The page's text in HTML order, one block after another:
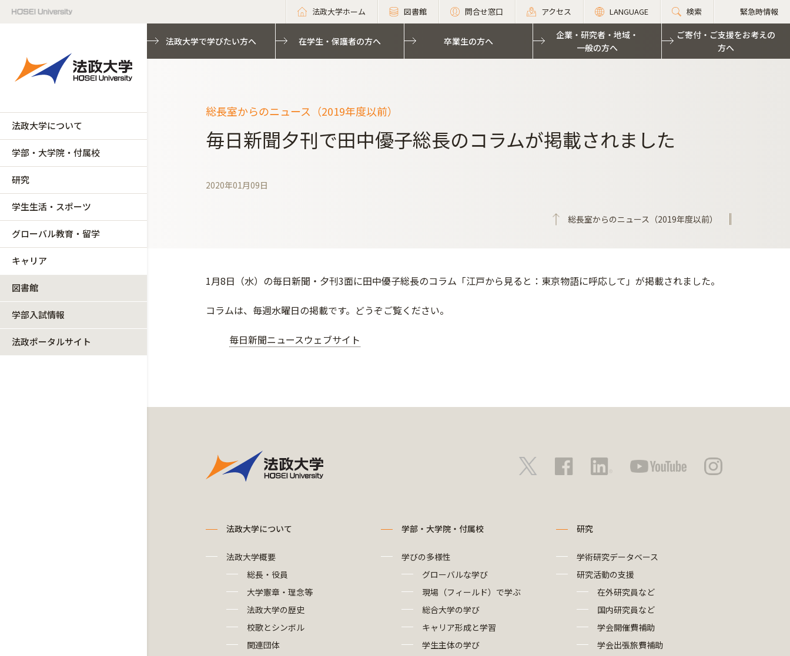
法政大学ホーム 図書館 問合せ窓口 アクセス LANGUAGE 検索 緊急時情報
法政大学について
学部・大学院・付属校
研究
学生生活・スポーツ
グローバル教育・留学
キャリア
図書館
学部入試情報
法政ポータルサイト
法政大学で学びたい方へ 在学生・保護者の方へ 卒業生の方へ
企業・研究者・地域・
一般の方へ
ご寄付・ご支援をお考えの
方へ
総長室からのニュース（2019年度以前）
毎日新聞夕刊で田中優子総長のコラムが掲載されました
2020年01月09日
総長室からのニュース（2019年度以前）
1月8日（水）の毎日新聞・夕刊3面に田中優子総長のコラム「江戸から見ると：東京物語に呼応して」が掲載されました。
コラムは、毎週水曜日の掲載です。どうぞご覧ください。
毎日新聞ニュースウェブサイト
法政大学について
法政大学概要
総長・役員
大学憲章・理念等
法政大学の歴史
校歌とシンボル
関連団体
学部・大学院・付属校
学びの多様性
グローバルな学び
現場（フィールド）で学ぶ
総合大学の学び
キャリア形成と学習
学生主体の学び
研究
学術研究データベース
研究活動の支援
在外研究員など
国内研究員など
学会開催費補助
学会出張旅費補助